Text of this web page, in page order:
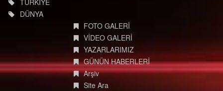
DÜNYA
FOTO GALERİ
VİDEO GALERİ
YAZARLARIMIZ
GÜNÜN HABERLERİ
Arşiv
Site Ara